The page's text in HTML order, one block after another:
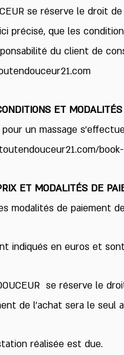
se réserve le droit
précisé, que les
du client de
ET
un massage
ET MODALITÉS DE
modalités de paiement
indiqués en euros et
se réserve le
de l’achat sera le seul
réalisée est due.